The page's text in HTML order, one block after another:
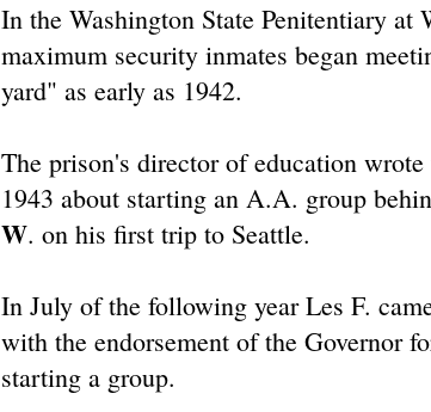
In the Washington State Penitentiary at
maximum security inmates began
yard" as early as 1942.
The prison's director of education
1943 about starting an A.A. group
W. on his first trip to Seattle.
In July of the following year Les F.
with the endorsement of the Governor
starting a group.